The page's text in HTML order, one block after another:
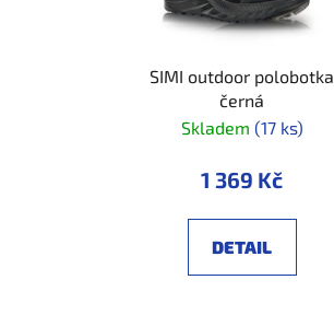
SIMI outdoor polobotka
černá
Skladem (17 ks)
1 369 Kč
DETAIL